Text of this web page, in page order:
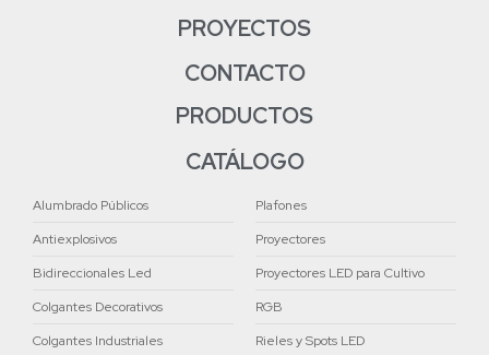
PROYECTOS
CONTACTO
PRODUCTOS
CATÁLOGO
Alumbrado Públicos
Antiexplosivos
Bidireccionales Led
Colgantes Decorativos
Colgantes Industriales
Plafones
Proyectores
Proyectores LED para Cultivo
RGB
Rieles y Spots LED